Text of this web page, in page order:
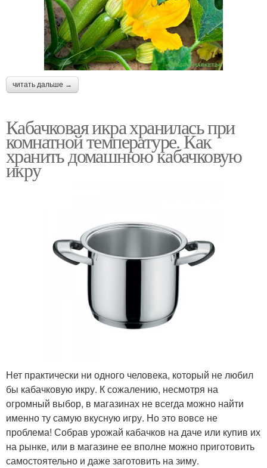
читать дальше →
Кабачковая икра хранилась при
комнатной температуре. Как
хранить домашнюю кабачковую
икру
Нет практически ни одного человека, который не любил
бы кабачковую икру. К сожалению, несмотря на
огромный выбор, в магазинах не всегда можно найти
именно ту самую вкусную игру. Но это вовсе не
проблема! Собрав урожай кабачков на даче или купив их
на рынке, или в магазине ее вполне можно приготовить
самостоятельно и даже заготовить на зиму.